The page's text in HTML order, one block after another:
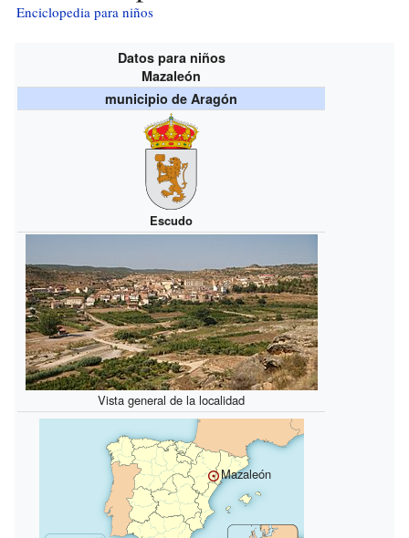
Enciclopedia para niños
Datos para niños
Mazaleón
municipio de Aragón
Escudo
Vista general de la localidad
Mazaleón